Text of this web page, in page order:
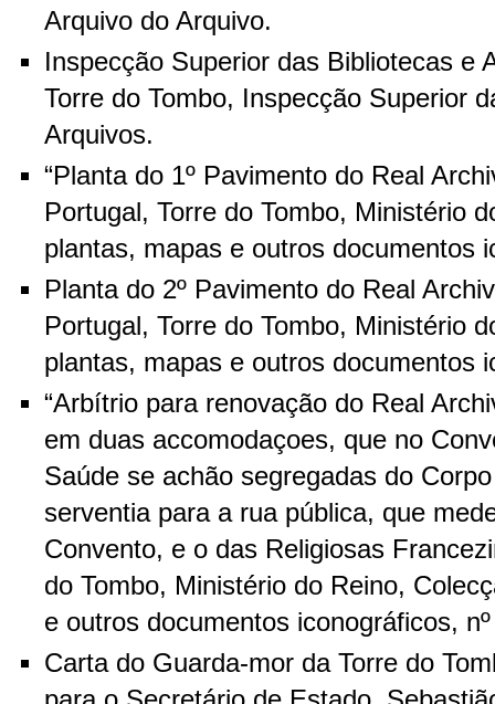
Arquivo do Arquivo.
Inspecção Superior das Bibliotecas e
Torre do Tombo, Inspecção Superior
Arquivos.
“Planta do 1º Pavimento do Real
Portugal, Torre do Tombo, Ministério
plantas, mapas e outros documentos
Planta do 2º Pavimento do Real
Portugal, Torre do Tombo, Ministério
plantas, mapas e outros documentos
“Arbítrio para renovação do Real
em duas accomodaçoes, que no
Saúde se achão segregadas do
serventia para a rua pública, que
Convento, e o das Religiosas
do Tombo, Ministério do Reino,
e outros documentos iconográficos,
Carta do Guarda-mor da Torre do